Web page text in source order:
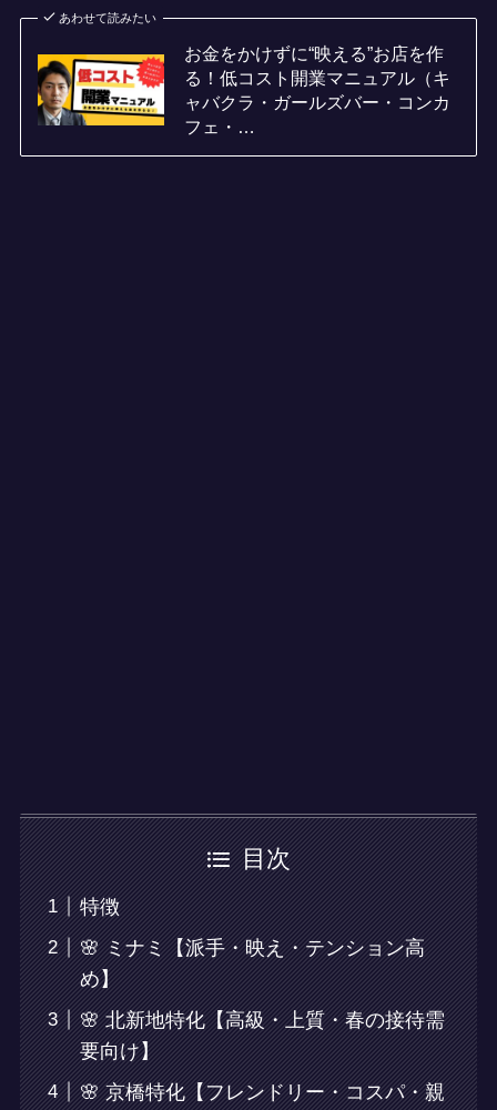
あわせて読みたい
お金をかけずに“映える”お店を作
る！低コスト開業マニュアル（キ
ャバクラ・ガールズバー・コンカ
フェ・…
目次
特徴
🌸 ミナミ【派手・映え・テンション高
め】
🌸 北新地特化【高級・上質・春の接待需
要向け】
🌸 京橋特化【フレンドリー・コスパ・親